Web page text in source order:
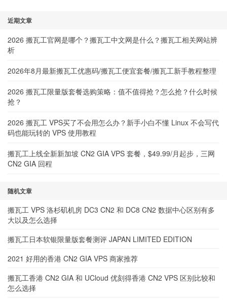
近期文章
2026 搬瓦工官网是哪个？搬瓦工中文网是什么？搬瓦工相关网站辨
析
2026年8月最新搬瓦工优惠码/搬瓦工便宜套餐/搬瓦工新手教程整理
2026 搬瓦工限量版套餐选购策略：值不值得抢？怎么抢？什么时候
抢？
2026 搬瓦工 VPS买了不会用怎么办？新手小白不懂 Linux 不会写代
码也能玩转的 VPS 使用教程
搬瓦工上线全新新加坡 CN2 GIA VPS 套餐，$49.99/月起步，三网
CN2 GIA 回程
随机文章
搬瓦工 VPS 洛杉矶机房 DC3 CN2 和 DC8 CN2 数据中心区别有多
大以及怎么选择
搬瓦工日本软银限量版套餐测评 JAPAN LIMITED EDITION
2021 好用的香港 CN2 GIA VPS 商家推荐
搬瓦工香港 CN2 GIA 和 UCloud 优刻得香港 CN2 VPS 区别比较和
怎么选择